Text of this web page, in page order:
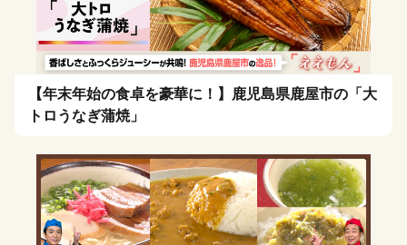
【年末年始の食卓を豪華に！】鹿児島県鹿屋市の「大
トロうなぎ蒲焼」